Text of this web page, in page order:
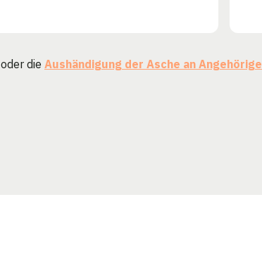
oder die Aushändigung der Asche an Angehörige